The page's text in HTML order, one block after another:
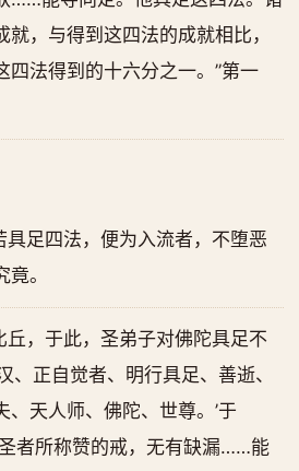
，与得到这四法的成就相比，
四法得到的十六分之一。”第一
具足四法，便为入流者，不堕恶
。
丘，于此，圣弟子对佛陀具足不
、正自觉者、明行具足、善逝、
天人师、佛陀、世尊。’于
者所称赞的戒，无有缺漏……能